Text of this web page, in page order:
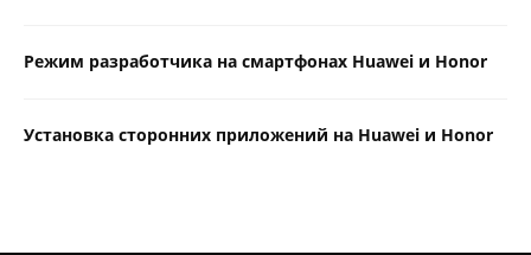
Режим разработчика на смартфонах Huawei и Honor
Установка сторонних приложений на Huawei и Honor